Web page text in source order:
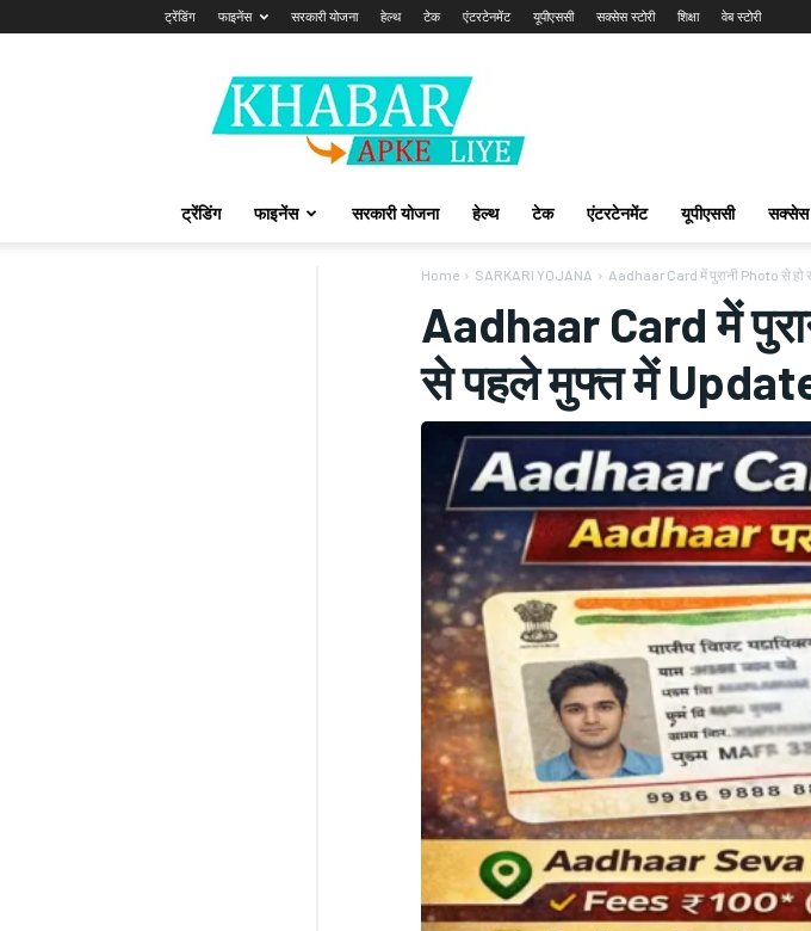
ट्रेंडिंग फाइनेंस सरकारी योजना हेल्थ टेक एंटरटेनमेंट यूपीएससी सक्सेस स्टोरी शिक्षा वेब स्टोरी
Khabarapkeliye.com
ट्रेंडिंग फाइनेंस सरकारी योजना हेल्थ टेक एंटरटेनमेंट यूपीएससी सक्सेस
Home SARKARI YOJANA Aadhaar Card में पुरानी Photo से हो
Aadhaar Card में
से पहले मुफ्त में